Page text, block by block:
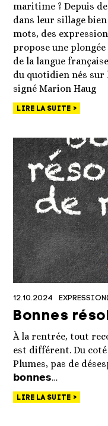
maritime ? Depuis
dans leur sillage
mots, des
propose une
de la langue
du quotidien nés
signé Marion Haug
LIRE LA SUITE
12.10.2024
Bonnes
À la rentrée, tout
est différent. Du coté
Plumes, pas de
𝗯𝗼𝗻𝗻𝗲𝘀…
LIRE LA SUITE